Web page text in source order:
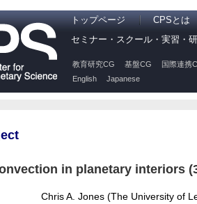
トップページ
CPSとは
セミナー・スクール・実習・
教育研究CG 基盤CG
国際連携
English
Japanese
in planetary interiors
Chris A. Jones (The University of